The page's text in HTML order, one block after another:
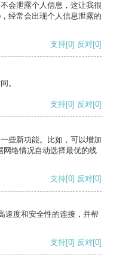
会泄露个人信息，这让我很
经常会出现个人信息泄露的
支持[0] 反对[0]
。
支持[0] 反对[0]
些新功能。比如，可以增加
网络情况自动选择最优的线
支持[0] 反对[0]
速度和安全性的连接，并帮
支持[0] 反对[0]